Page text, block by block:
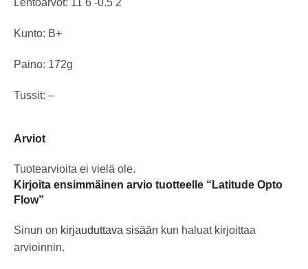
Kunto: B+
Paino: 172g
Tussit: –
Arviot
Tuotearvioita ei vielä ole.
Kirjoita ensimmäinen arvio tuotteelle “Latitude Opto
Flow”
Sinun on kirjauduttava sisään kun haluat kirjoittaa
arvioinnin.